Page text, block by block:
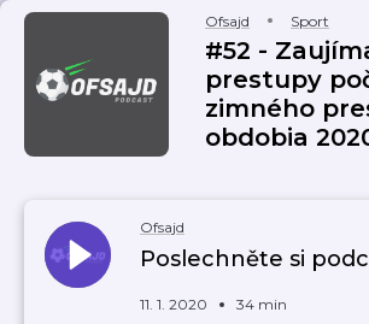
Ofsajd Sport
#52 -
prestupy
zimného
obdobia
Ofsajd
Poslechněte si
11. 1. 2020 34 min